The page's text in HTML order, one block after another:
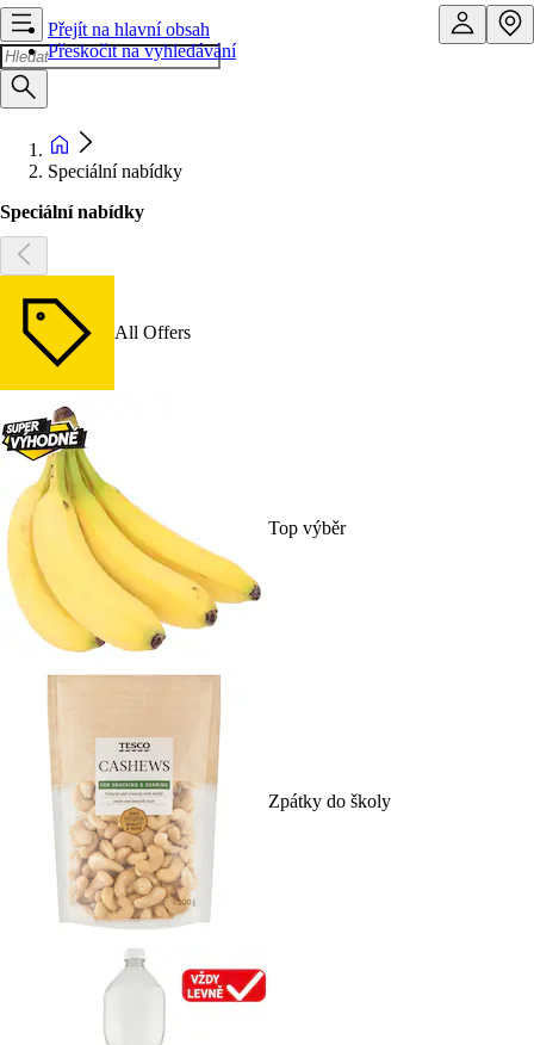
Přejít na hlavní obsah
Přeskočit na vyhledávání
Speciální nabídky
Speciální nabídky
All Offers
Top výběr
Zpátky do školy